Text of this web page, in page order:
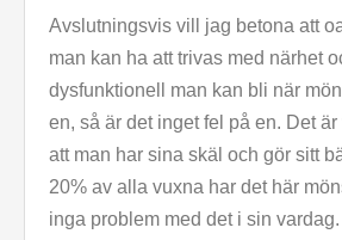
Avslutningsvis vill jag betona att
man kan ha att trivas med närhet
dysfunktionell man kan bli när
en, så är det inget fel på en. Det är
att man har sina skäl och gör sitt
20% av alla vuxna har det här
inga problem med det i sin